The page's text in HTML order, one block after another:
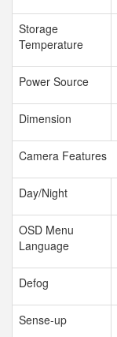
Storage
Temperature
Power Source
Dimension
Camera Features
Day/Night
OSD Menu
Language
Defog
Sense-up